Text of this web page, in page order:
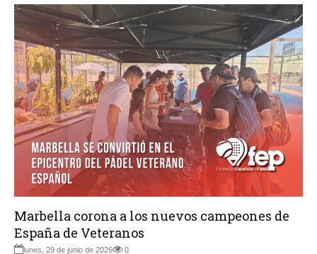
Marbella corona a los nuevos campeones de
España de Veteranos
lunes, 29 de junio de 2026 0